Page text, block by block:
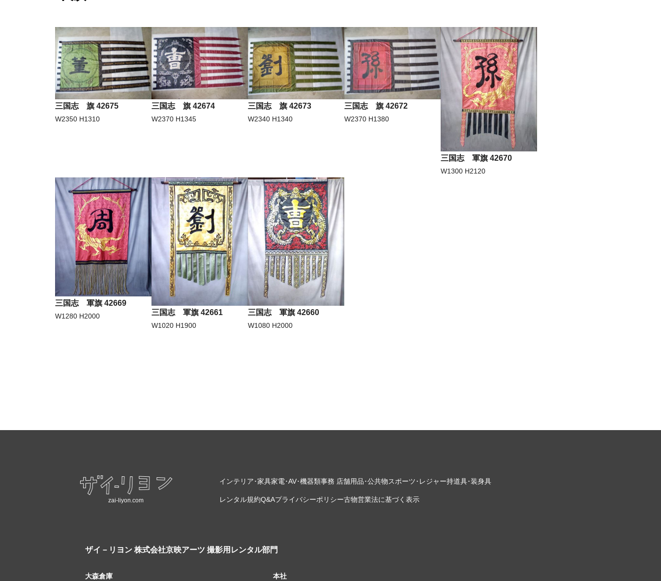
三国志 旗 42675
W2350 H1310
三国志 旗 42674
W2370 H1345
三国志 旗 42673
W2340 H1340
三国志 旗 42672
W2370 H1380
三国志 軍旗 42670
W1300 H2120
三国志 軍旗 42669
W1280 H2000 三国志 軍旗 42661
W1020 H1900
三国志 軍旗 42660
W1080 H2000
zai-liyon.com
インテリア･家具家電･AV･機器類事務 店舗用品･公共物スポーツ･レジャー持道具･装身具
レンタル規約Q&Aプライバシーポリシー古物営業法に基づく表示
ザイ－リヨン 株式会社京映アーツ 撮影用レンタル部門
大森倉庫 本社